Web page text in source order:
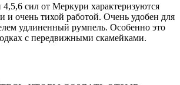
сил от Меркури характеризуются
очень тихой работой. Очень удобен для
удлиненный румпель. Особенно это
с передвижными скамейками.